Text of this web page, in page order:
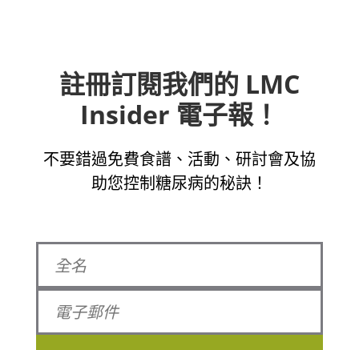
註冊訂閱我們的 LMC
Insider 電子報！
不要錯過免費食譜、活動、研討會及協
助您控制糖尿病的秘訣！